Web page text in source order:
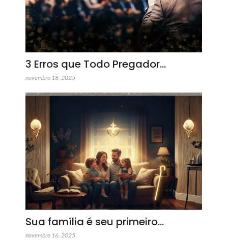
3 Erros que Todo Pregador…
novembro 18, 2025
Sua família é seu primeiro…
novembro 16, 2025